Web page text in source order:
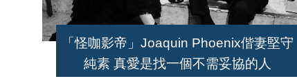
「怪咖影帝」Joaquin Phoenix偕妻堅守
純素 真愛是找一個不需妥協的人